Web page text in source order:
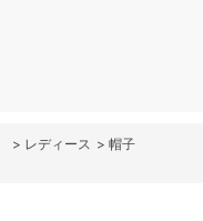
> レディース > 帽子